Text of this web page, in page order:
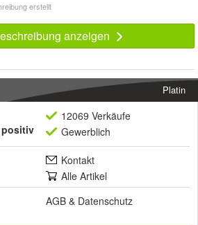
erstellt
anzeigen
Platin
positiv
12069 Verkäufe
Gewerblich
Kontakt
Alle Artikel
AGB & Datenschutz